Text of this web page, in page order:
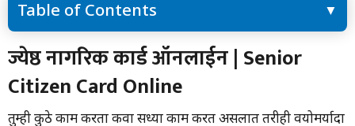
Table of Contents
ज्येष्ठ नागरिक कार्ड ऑनलाईन | Senior Citizen Card Online
ज्येष्ठ नागरिक कार्डसाठी आवश्यक पात्रता
दोन प्रकारचे कार्ड आहेत ज्यांची पात्रता भिन्न असू शकते
ज्येष्ठ नागरिक कार्डासाठी आवश्यक कागदपत्रे
ज्येष्ठ नागरिक कार्ड ऑनलाईन | Senior
Citizen Card Online
तुम्ही कुठे काम करता किंवा सध्या काम करत असलात तरीही वयोमर्यादा